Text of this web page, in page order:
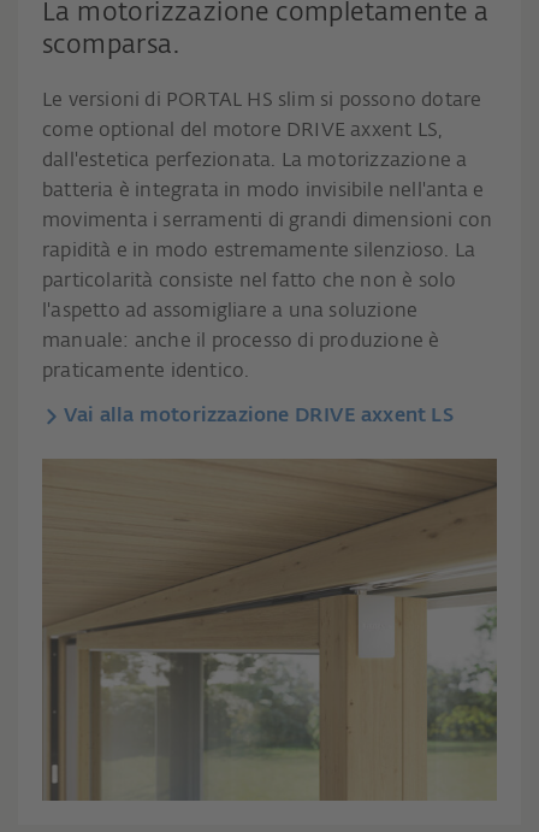
La motorizzazione completamente a
scomparsa.
Le versioni di PORTAL HS slim si possono dotare
come optional del motore DRIVE axxent LS,
dall'estetica perfezionata. La motorizzazione a
batteria è integrata in modo invisibile nell'anta e
movimenta i serramenti di grandi dimensioni con
rapidità e in modo estremamente silenzioso. La
particolarità consiste nel fatto che non è solo
l'aspetto ad assomigliare a una soluzione
manuale: anche il processo di produzione è
praticamente identico.
Vai alla motorizzazione DRIVE axxent LS